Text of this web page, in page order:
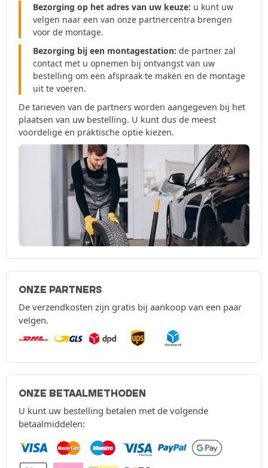
Bezorging op het adres van uw keuze: u kunt uw
velgen naar een van onze partnercentra brengen
voor de montage.
Bezorging bij een montagestation: de partner zal
contact met u opnemen bij ontvangst van uw
bestelling om een afspraak te maken en de montage
uit te voeren.
De tarieven van de partners worden aangegeven bij het
plaatsen van uw bestelling. U kunt dus de meest
voordelige en praktische optie kiezen.
ONZE PARTNERS
De verzendkosten zijn gratis bij aankoop van een paar
velgen.
ONZE BETAALMETHODEN
U kunt uw bestelling betalen met de volgende
betaalmiddelen: